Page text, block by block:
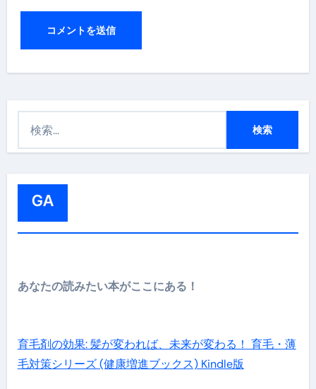
GA
あなたの読みたい本がここにある！
育毛剤の効果: 髪が変われば、未来が変わる！ 育毛・薄
毛対策シリーズ (健康増進ブックス) Kindle版